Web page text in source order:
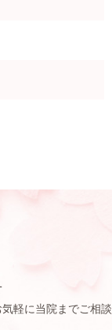
軽に当院までご相談